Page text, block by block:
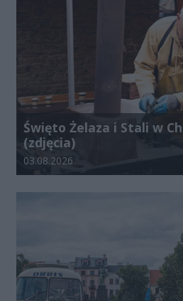
Święto Żelaza i Stali w
(zdjęcia)
Data dodania galerii:
03.08.2026